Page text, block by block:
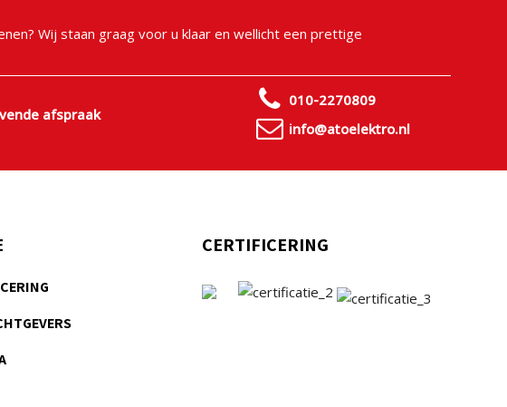
Wij staan graag voor u klaar en wellicht een prettige
afspraak
010-2270809
info@atoelektro.nl
CERTIFICERING